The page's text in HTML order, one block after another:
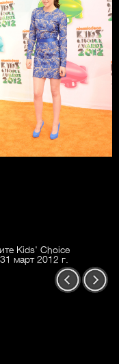
Kids' Choice
март 2012 г.